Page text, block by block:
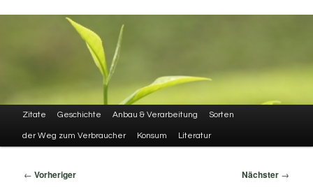
Hauptmenü
Zitate Geschichte Anbau & Verarbeitung Sorten
der Weg zum Verbraucher Konsum Literatur
Beitragsnavigation
← Vorheriger Nächster →